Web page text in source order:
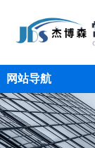
网站导航